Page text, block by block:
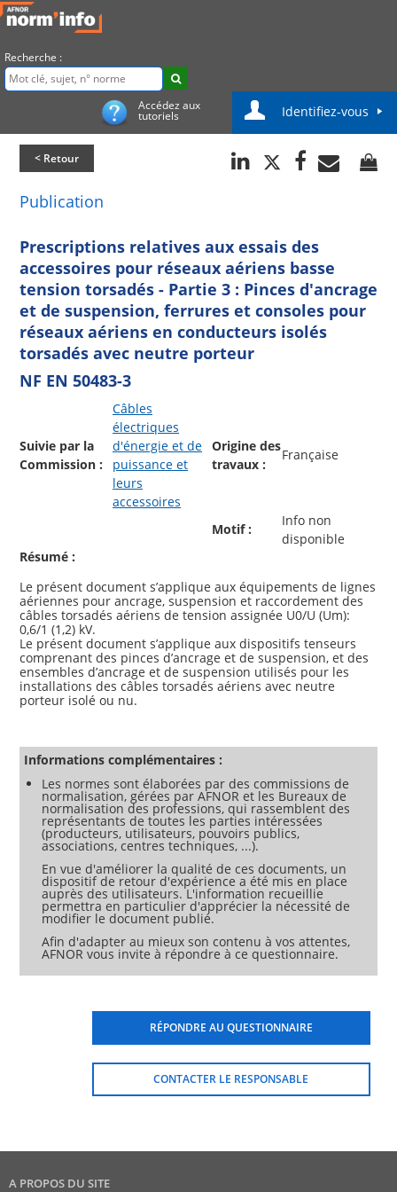
Recherche :
Accédez aux
tutoriels Identifiez-vous
< Retour
Publication
Prescriptions relatives aux essais des
accessoires pour réseaux aériens basse
tension torsadés - Partie 3 : Pinces d'ancrage
et de suspension, ferrures et consoles pour
réseaux aériens en conducteurs isolés
torsadés avec neutre porteur
NF EN 50483-3
Suivie par la
Commission :
Câbles
électriques
d'énergie et de
puissance et
leurs
accessoires
Origine des
travaux :
Française
Motif :
Info non
disponible
Résumé :
Le présent document s’applique aux équipements de lignes
aériennes pour ancrage, suspension et raccordement des
câbles torsadés aériens de tension assignée U0/U (Um):
0,6/1 (1,2) kV.
Le présent document s’applique aux dispositifs tenseurs
comprenant des pinces d’ancrage et de suspension, et des
ensembles d’ancrage et de suspension utilisés pour les
installations des câbles torsadés aériens avec neutre
porteur isolé ou nu.
Informations complémentaires :
Les normes sont élaborées par des commissions de
normalisation, gérées par AFNOR et les Bureaux de
normalisation des professions, qui rassemblent des
représentants de toutes les parties intéressées
(producteurs, utilisateurs, pouvoirs publics,
associations, centres techniques, ...).
En vue d'améliorer la qualité de ces documents, un
dispositif de retour d'expérience a été mis en place
auprès des utilisateurs. L'information recueillie
permettra en particulier d'apprécier la nécessité de
modifier le document publié.
Afin d'adapter au mieux son contenu à vos attentes,
AFNOR vous invite à répondre à ce questionnaire.
RÉPONDRE AU QUESTIONNAIRE
CONTACTER LE RESPONSABLE
A PROPOS DU SITE